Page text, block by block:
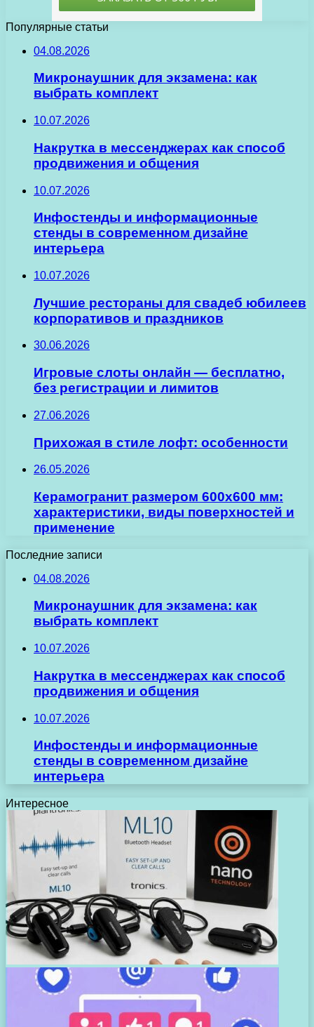
Популярные статьи
04.08.2026
Микронаушник для экзамена: как
выбрать комплект
10.07.2026
Накрутка в мессенджерах как способ
продвижения и общения
10.07.2026
Инфостенды и информационные
стенды в современном дизайне
интерьера
10.07.2026
Лучшие рестораны для свадеб юбилеев
корпоративов и праздников
30.06.2026
Игровые слоты онлайн — бесплатно,
без регистрации и лимитов
27.06.2026
Прихожая в стиле лофт: особенности
26.05.2026
Керамогранит размером 600х600 мм:
характеристики, виды поверхностей и
применение
Последние записи
04.08.2026
Микронаушник для экзамена: как
выбрать комплект
10.07.2026
Накрутка в мессенджерах как способ
продвижения и общения
10.07.2026
Инфостенды и информационные
стенды в современном дизайне
интерьера
Интересное